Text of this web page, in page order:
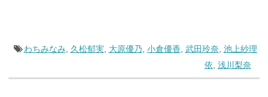
わちみなみ 久松郁実, 大原優乃 小倉優香 武田玲奈 池上紗理
依 浅川梨奈